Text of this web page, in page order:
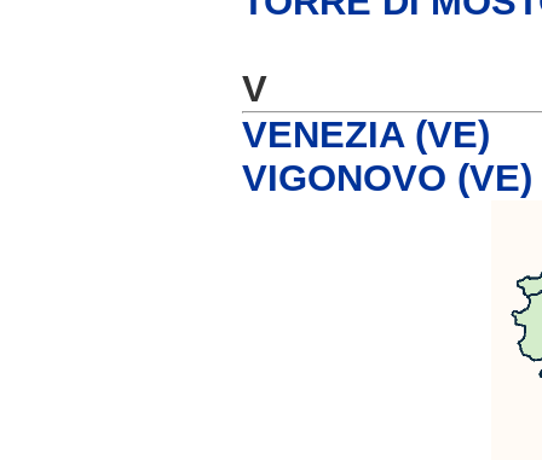
V
VENEZIA (VE)
VIGONOVO (VE)